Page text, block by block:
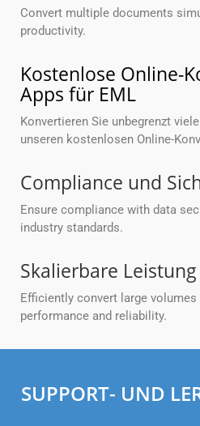
Convert multiple documents
productivity.
Kostenlose Online-
Apps für EML
Konvertieren Sie unbegrenzt
unseren kostenlosen Online-
Compliance und
Ensure compliance with data
industry standards.
Skalierbare Leistung
Efficiently convert large
performance and reliability.
SUPPORT- UND